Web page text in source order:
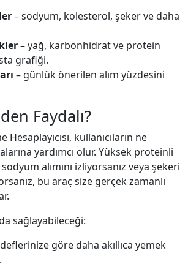
– sodyum, kolesterol, şeker ve daha
– yağ, karbonhidrat ve protein
grafiği.
– günlük önerilen alım yüzdesini
Faydalı?
kullanıcıların ne
yardımcı olur. Yüksek proteinli
alımını izliyorsanız veya şekeri
bu araç size gerçek zamanlı
sağlayabileceği:
göre daha akıllıca yemek